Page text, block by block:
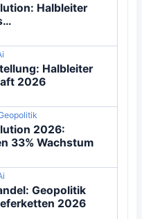
Halbleiter
Halbleiter
2026
2026:
33% Wachstum
Geopolitik
2026